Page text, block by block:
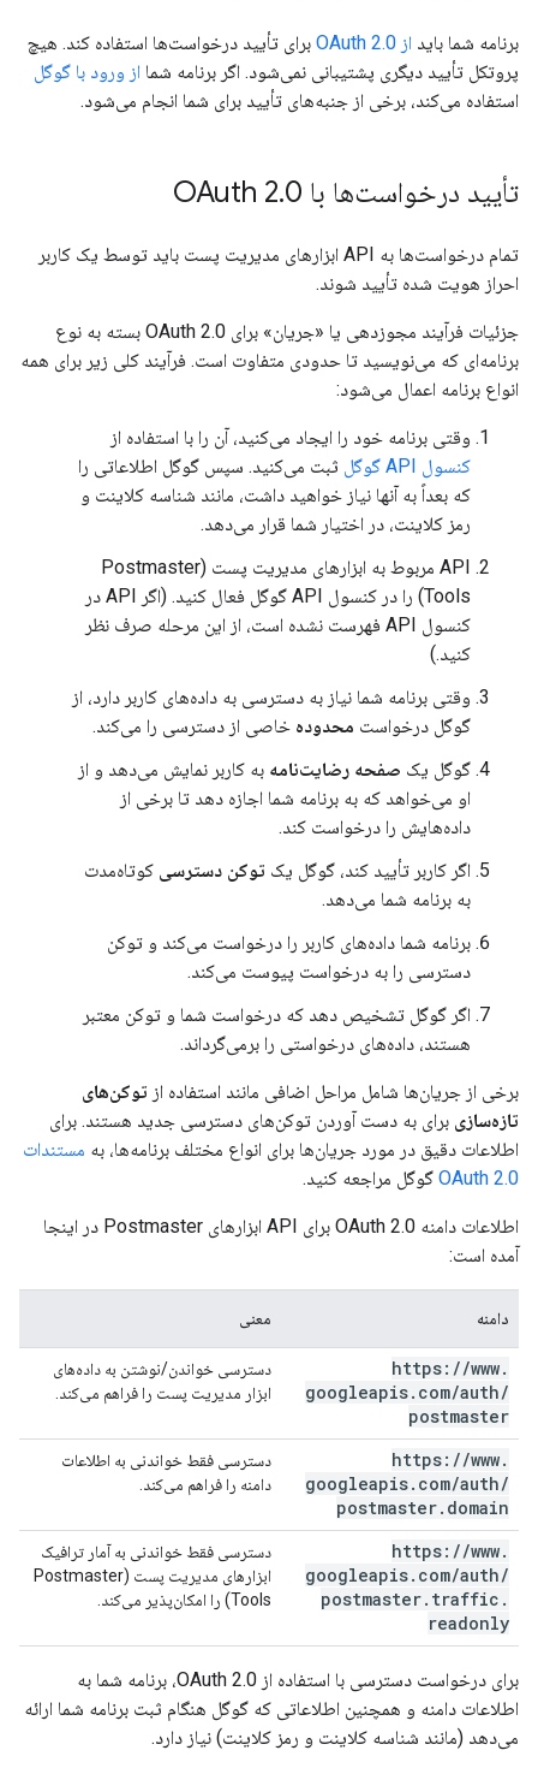
برنامه شما باید از OAuth 2.0
برای تأیید درخواست‌ها استفاده کند. هیچ
پروتکل تأیید دیگری پشتیبانی نمی‌شود. اگر برنامه شما از ورود با گوگل
استفاده می‌کند، برخی از جنبه‌های تأیید برای شما انجام می‌شود.
تأیید درخواست‌ها با OAuth 2 .0
تمام درخواست‌ها به API ابزارهای مدیریت پست باید توسط یک کاربر
احراز هویت شده تأیید شوند.
جزئیات فرآیند مجوزدهی یا «جریان» برای OAuth 2.0 بسته به نوع
برنامه‌ای که می‌نویسید تا حدودی متفاوت است. فرآیند کلی زیر برای همه
انواع برنامه اعمال می‌شود:
وقتی برنامه خود را ایجاد می‌کنید، آن را با استفاده از
کنسول API گوگل
ثبت می‌کنید. سپس گوگل اطلاعاتی را
که بعداً به آنها نیاز خواهید داشت، مانند شناسه کلاینت و
رمز کلاینت، در اختیار شما قرار می‌دهد.
API مربوط به ابزارهای مدیریت پست (Postmaster
Tools) را در کنسول API گوگل فعال کنید. (اگر API در
کنسول API فهرست نشده است، از این مرحله صرف نظر
کنید.)
وقتی برنامه شما نیاز به دسترسی به داده‌های کاربر دارد، از
گوگل درخواست محدوده خاصی از دسترسی را می‌کند.
گوگل یک صفحه رضایت‌نامه به کاربر نمایش می‌دهد و از
او می‌خواهد که به برنامه شما اجازه دهد تا برخی از
داده‌هایش را درخواست کند.
اگر کاربر تأیید کند، گوگل یک توکن دسترسی کوتاه‌مدت
به برنامه شما می‌دهد.
برنامه شما داده‌های کاربر را درخواست می‌کند و توکن
دسترسی را به درخواست پیوست می‌کند.
اگر گوگل تشخیص دهد که درخواست شما و توکن معتبر
هستند، داده‌های درخواستی را برمی‌گرداند.
برخی از جریان‌ها شامل مراحل اضافی مانند استفاده از توکن‌های
تازه‌سازی برای به دست آوردن توکن‌های دسترسی جدید هستند. برای
اطلاعات دقیق در مورد جریان‌ها برای انواع مختلف برنامه‌ها، به مستندات
OAuth 2.0 گوگل مراجعه کنید.
اطلاعات دامنه OAuth 2.0 برای API ابزارهای Postmaster در اینجا
آمده است:
دامنه معنی
https: //www.
googleapis. com/auth/
postmaster
دسترسی خواندن/نوشتن به داده‌های
ابزار مدیریت پست را فراهم می‌کند.
https: //www.
googleapis. com/auth/
postmaster. domain
دسترسی فقط خواندنی به اطلاعات
دامنه را فراهم می‌کند.
https: //www.
googleapis. com/auth/
postmaster. traffic .
readonly
دسترسی فقط خواندنی به آمار ترافیک
ابزارهای مدیریت پست (Postmaster
Tools) را امکان‌پذیر می‌کند.
برای درخواست دسترسی با استفاده از OAuth 2.0، برنامه شما به
اطلاعات دامنه و همچنین اطلاعاتی که گوگل هنگام ثبت برنامه شما ارائه
می‌دهد (مانند شناسه کلاینت و رمز کلاینت) نیاز دارد.